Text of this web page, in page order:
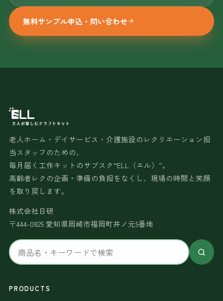
無料サンプル申込・問い合わせ
老人ホーム・デイサービス・介護施設のレクリエーション担
当スタッフのための、
毎月届く工作キットのサブスク“ELL（エル）”。
高齢者レクの企画・準備の負担をなくし、現場の時間と笑顔
を取り戻します。
株式会社日研
〒444-0825 愛知県岡崎市福岡町井ノ元5番地
サ
イ
内
PRODUCTS